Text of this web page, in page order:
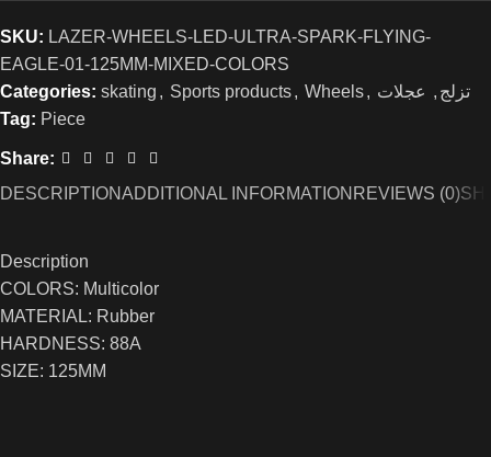
SKU: LAZER-WHEELS-LED-ULTRA-SPARK-FLYING-
EAGLE-01-125MM-MIXED-COLORS
Categories: skating , Sports products, Wheels, تزلج , عجلات
Tag: Piece
Share:
DESCRIPTIONADDITIONAL INFORMATION REVIEWS (0)
Description
COLORS: Multicolor
MATERIAL: Rubber
HARDNESS: 88A
SIZE: 125MM